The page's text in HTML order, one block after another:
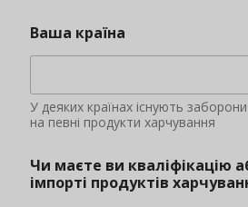
Ваша країна
У деяких країнах існують
на певні продукти харчування
Чи маєте ви кваліфікацію
імпорті продуктів